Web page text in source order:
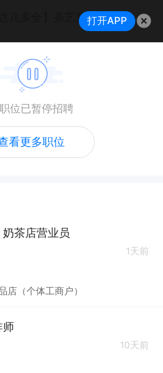
几多全】茶艺师
位已暂停招聘
看更多职位
奶茶店营业员
1天前
店（个体工商户）
师
10天前
打开APP